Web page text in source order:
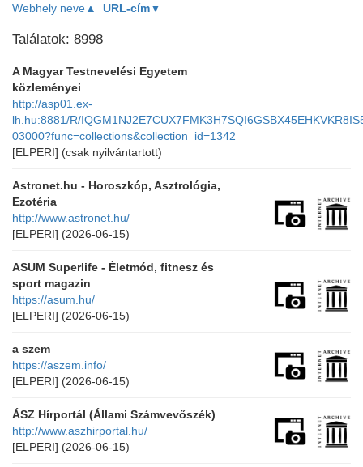
Webhely neve▲ URL-cím▼
Találatok: 8998
A Magyar Testnevelési Egyetem
közleményei
http://asp01.ex-
lh.hu:8881/R/
03000?func=collections&collection_id=1342
[ELPERI] (csak nyilvántartott)
Astronet.hu - Horoszkóp, Asztrológia,
Ezotéria
http://www.astronet.hu/
[ELPERI] (2026-06-15)
ASUM Superlife - Életmód, fitnesz és
sport magazin
https://asum.hu/
[ELPERI] (2026-06-15)
a szem
https://aszem.info/
[ELPERI] (2026-06-15)
ÁSZ Hírportál (Állami Számvevőszék)
http://www.aszhirportal.hu/
[ELPERI] (2026-06-15)